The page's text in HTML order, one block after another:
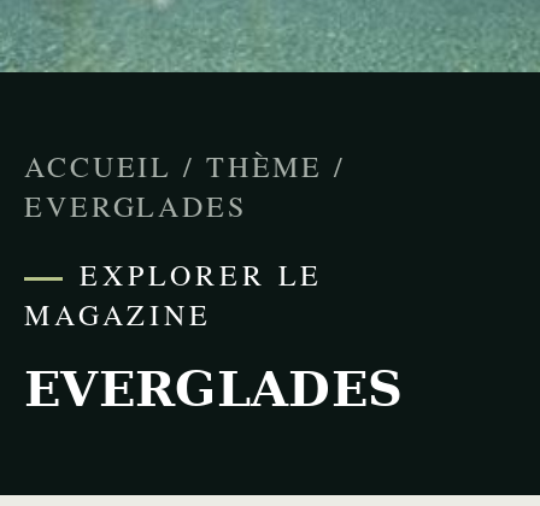
ACCUEIL / THÈME /
EVERGLADES
EXPLORER LE
MAGAZINE
EVERGLADES